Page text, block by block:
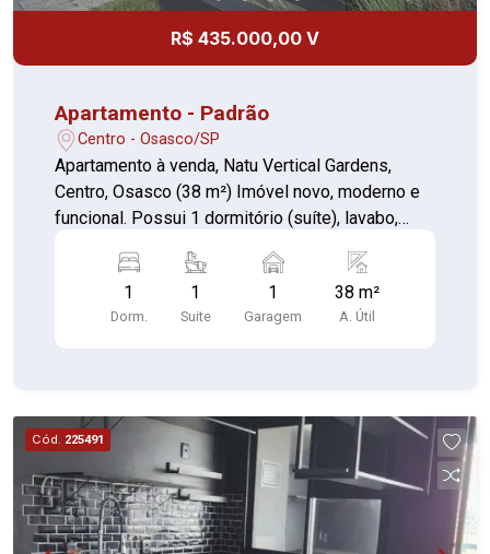
R$ 435.000,00 V
Apartamento - Padrão
Centro - Osasco/SP
Apartamento à venda, Natu Vertical Gardens,
Centro, Osasco (38 m²) Imóvel novo, moderno e
funcional. Possui 1 dormitório (suíte), lavabo,
vista livre e 1 vaga de garagem coberta com
depósito privativo. Planta bem iluminada com
acabamentos contemporâneos. Condomínio com
24h. Excelente para moradia ou investimento.
1
Dorm.
1
Suite
1
Garagem
38 m²
A. Útil
Cód. 225491